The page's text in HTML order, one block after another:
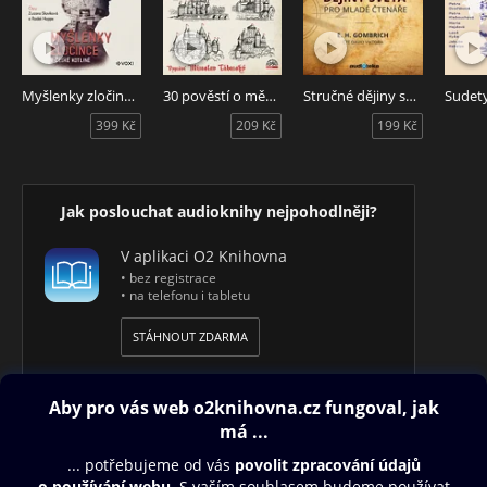
nyní dostávají v podobě pátého alba gramofonových desek
do rukou posluchačů, se uzavírá kapitolami Praha dělnická,
Praha mezi dvěma válkami, Praha okupovaná, bojující a
vítězná a posléze závěrečnou částí Praha našich dnů. Dr.
Vladimír Kovářík
Myšlenky zločince v české kotlině
399 Kč
30 pověstí o městech, hradech a zámcích
209 Kč
Stručné dějiny světa pro mladé čtenáře
199 Kč
Jak poslouchat audioknihy nejpohodlněji?
V aplikaci O2 Knihovna
• bez registrace
• na telefonu i tabletu
STÁHNOUT ZDARMA
Obsah ke stažení